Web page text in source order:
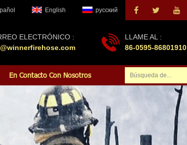
English русский
ELECTRÓNICO :
LLAME AL :
86-0595-86801910
En Contacto Con Nosotros